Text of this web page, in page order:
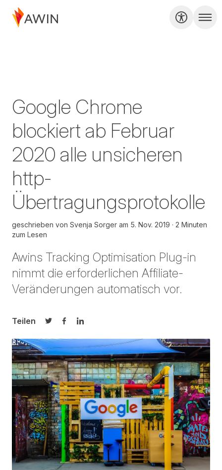
Google Chrome
blockiert ab Februar
2020 alle unsicheren
http-
Übertragungsprotokolle
geschrieben von Svenja Sorger am 5. Nov. 2019
2 Minuten
zum Lesen
Awins Tracking Optimisation Plug-in
nimmt die erforderlichen Affiliate-
Veränderungen automatisch vor.
Teilen
Auf Twitter teilen
Auf Facebook teilen
Auf LinkedIn teilen